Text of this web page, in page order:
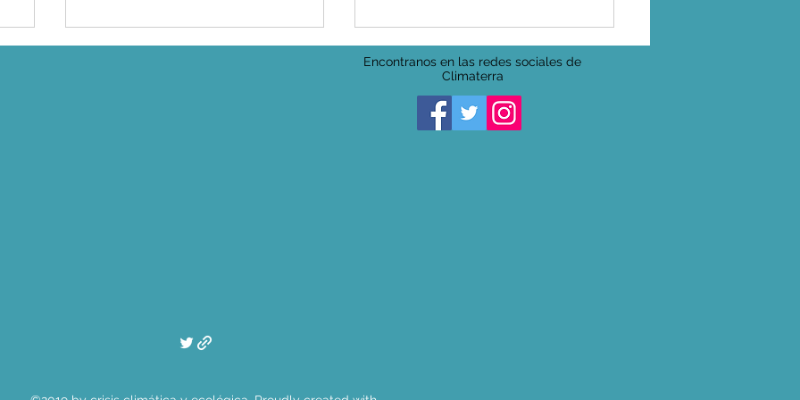
Encontranos en las redes sociales de
Climaterra